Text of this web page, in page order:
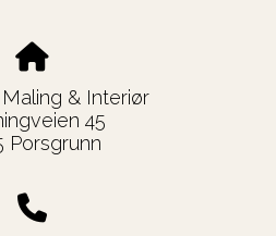
& Interiør
45
Porsgrunn